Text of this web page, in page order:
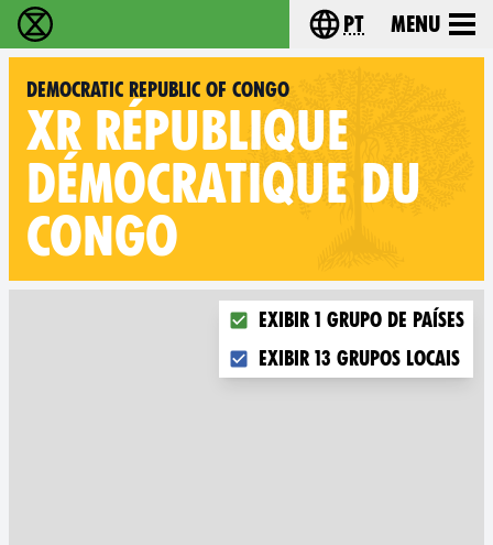
Extinction Rebellion - Home Choose your
pt Menu
Democratic Republic of Congo
XR RÉPUBLIQUE
DÉMOCRATIQUE DU
CONGO
Choose what you want to
Exibir 1 grupo de países
Exibir 13 grupos locais